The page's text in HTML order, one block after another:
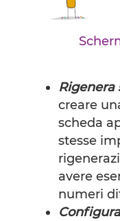
Rigenera
creare
scheda
stesse
avere
numeri